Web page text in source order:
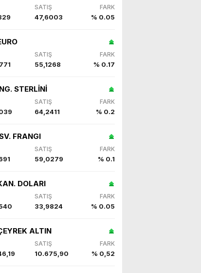
SATIŞ FARK
47,6003 % 0.05
SATIŞ FARK
55,1268 % 0.17
STERLİNİ
SATIŞ FARK
64,2411 % 0.2
FRANGI
SATIŞ FARK
59,0279 % 0.1
DOLARI
SATIŞ FARK
33,9824 % 0.05
ALTIN
SATIŞ FARK
10.675,90 % 0,52